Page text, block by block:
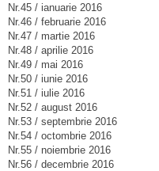
Nr.45 / ianuarie 2016
Nr.46 / februarie 2016
Nr.47 / martie 2016
Nr.48 / aprilie 2016
Nr.49 / mai 2016
Nr.50 / iunie 2016
Nr.51 / iulie 2016
Nr.52 / august 2016
Nr.53 / septembrie 2016
Nr.54 / octombrie 2016
Nr.55 / noiembrie 2016
Nr.56 / decembrie 2016